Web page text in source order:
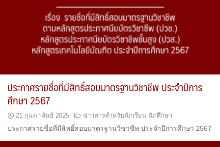
ประกาศรายชื่อที่มีสิทธิ์สอบมาตรฐานวิชาชีพ ประจำปีการ
ศึกษา 2567
21 กุมภาพันธ์ 2025 ข่าวสารสำหรับนักเรียน นักศึกษา
ประกาศรายชื่อที่มีสิทธิ์สอบมาตรฐานวิชาชีพ ประจำปีการศึกษา 2567